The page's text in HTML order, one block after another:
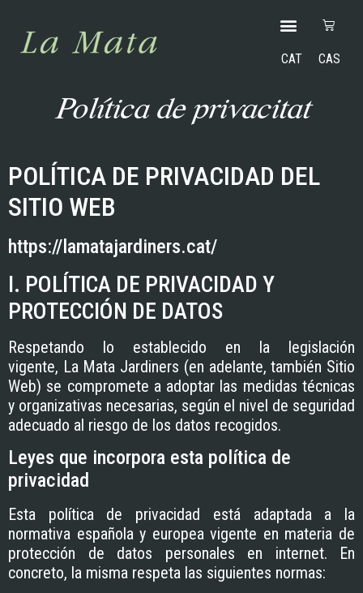
CAT CAS
Política de privacitat
POLÍTICA DE PRIVACIDAD DEL
SITIO WEB
https://lamatajardiners.cat/
I. POLÍTICA DE PRIVACIDAD Y
PROTECCIÓN DE DATOS
Respetando lo establecido en la legislación
vigente, La Mata Jardiners (en adelante, también Sitio
Web) se compromete a adoptar las medidas técnicas
y organizativas necesarias, según el nivel de seguridad
adecuado al riesgo de los datos recogidos.
Leyes que incorpora esta política de
privacidad
Esta política de privacidad está adaptada a la
normativa española y europea vigente en materia de
protección de datos personales en internet. En
concreto, la misma respeta las siguientes normas: